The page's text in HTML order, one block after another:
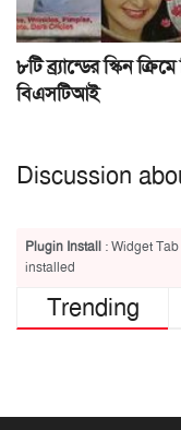
৮টি ব্র্যান্ডের স্কিন
বিএসটিআই
Discussion
Plugin Install : Widget
installed
Trending